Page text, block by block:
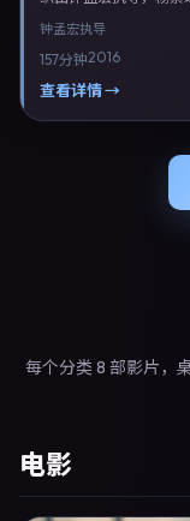
情以爱情类型为主线，
线上映，随后登陆流媒
体验，可作为片单推荐
钟孟宏执导
157分钟2016
查看详情 →
每个分类 8 部影片，
电影